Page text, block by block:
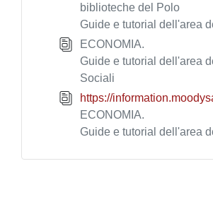
biblioteche del Polo
Guide e tutorial dell'area
ECONOMIA.
Guide e tutorial dell'area
Sociali
https://
ECONOMIA.
Guide e tutorial dell'area